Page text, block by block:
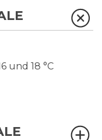
und 18 °C